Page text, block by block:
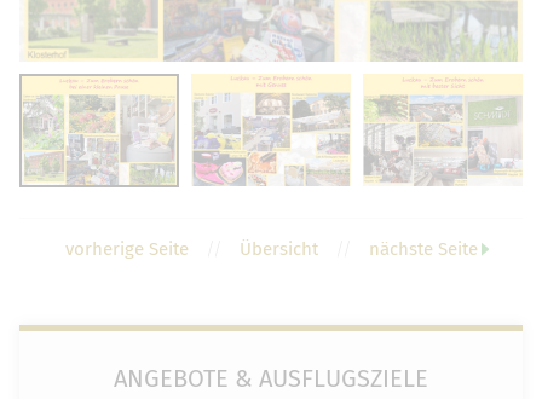
vorherige Seite Übersicht nächste Seite
ANGEBOTE & AUSFLUGSZIELE